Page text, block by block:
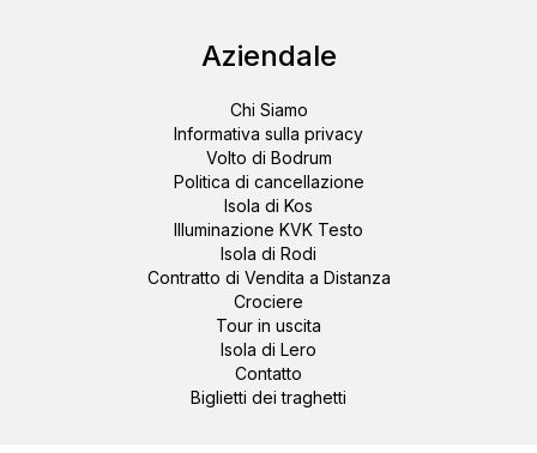
Aziendale
Chi Siamo
Informativa sulla privacy
Volto di Bodrum
Politica di cancellazione
Isola di Kos
Illuminazione KVK Testo
Isola di Rodi
Contratto di Vendita a Distanza
Crociere
Tour in uscita
Isola di Lero
Contatto
Biglietti dei traghetti